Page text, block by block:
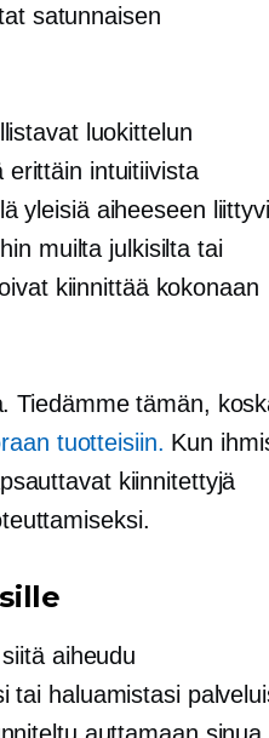
satunnaisen
luokittelun
erittäin intuitiivista
yleisiä aiheeseen
muilta julkisilta tai
kiinnittää kokonaan
Tiedämme tämän,
tuotteisiin. Kun
kiinnitettyjä
aiheudu
tai haluamistasi